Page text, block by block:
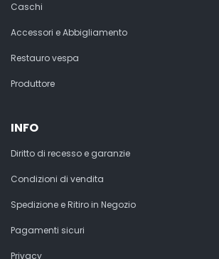
Caschi
Accessori e Abbigliamento
Restauro vespa
Produttore
INFO
Diritto di recesso e garanzie
Condizioni di vendita
Spedizione e Ritiro in Negozio
Pagamenti sicuri
Privacy